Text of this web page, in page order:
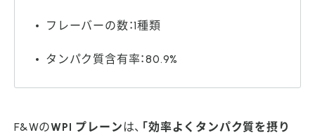
フレーバーの数：1種類
タンパク質含有率：80.9%
F&WのWPI プレーンは、 「効率よくタンパク質を摂り